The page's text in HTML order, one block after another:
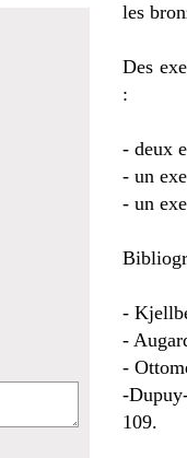
les
Des
:
- deux
- un
- un
-
-
-
-
109.